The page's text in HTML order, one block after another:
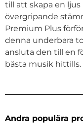
till att skapa en
övergripande
Premium Plus
denna underbara
ansluta den till en
bästa musik hittills.
Andra populära